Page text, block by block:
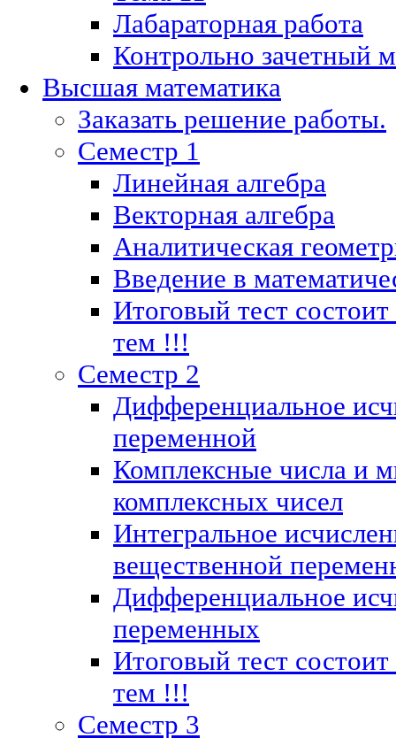
Лабараторная работа
Контрольно зачетный
Высшая математика
Заказать решение работы.
Семестр 1
Линейная алгебра
Векторная алгебра
Аналитическая
Введение в
Итоговый тест
тем !!!
Семестр 2
Дифференциальное
переменной
Комплексные числа и
комплексных чисел
Интегральное
вещественной
Дифференциальное
переменных
Итоговый тест
тем !!!
Семестр 3